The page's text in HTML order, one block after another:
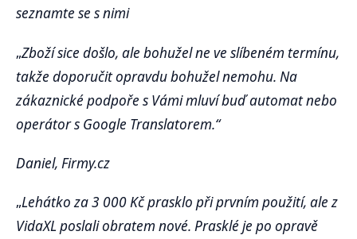
seznamte se s nimi
„Zboží sice došlo, ale bohužel ne ve slíbeném termínu,
takže doporučit opravdu bohužel nemohu. Na
zákaznické podpoře s Vámi mluví buď automat nebo
operátor s Google Translatorem.“
Daniel, Firmy.cz
„Lehátko za 3 000 Kč prasklo při prvním použití, ale z
VidaXL poslali obratem nové. Prasklé je po opravě